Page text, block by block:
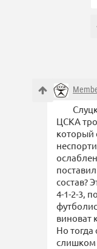
ЦСКА
который
состав?
4-1-2-3,
виноват
Но тогда
слишком